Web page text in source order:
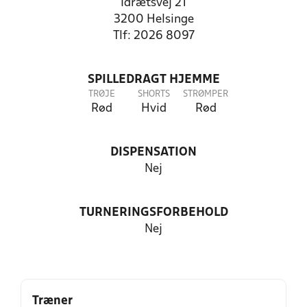
Idrætsvej 21
3200 Helsinge
Tlf: 2026 8097
SPILLEDRAGT HJEMME
TRØJE
Rød
SHORTS
Hvid
STRØMPER
Rød
DISPENSATION
Nej
TURNERINGSFORBEHOLD
Nej
Træner